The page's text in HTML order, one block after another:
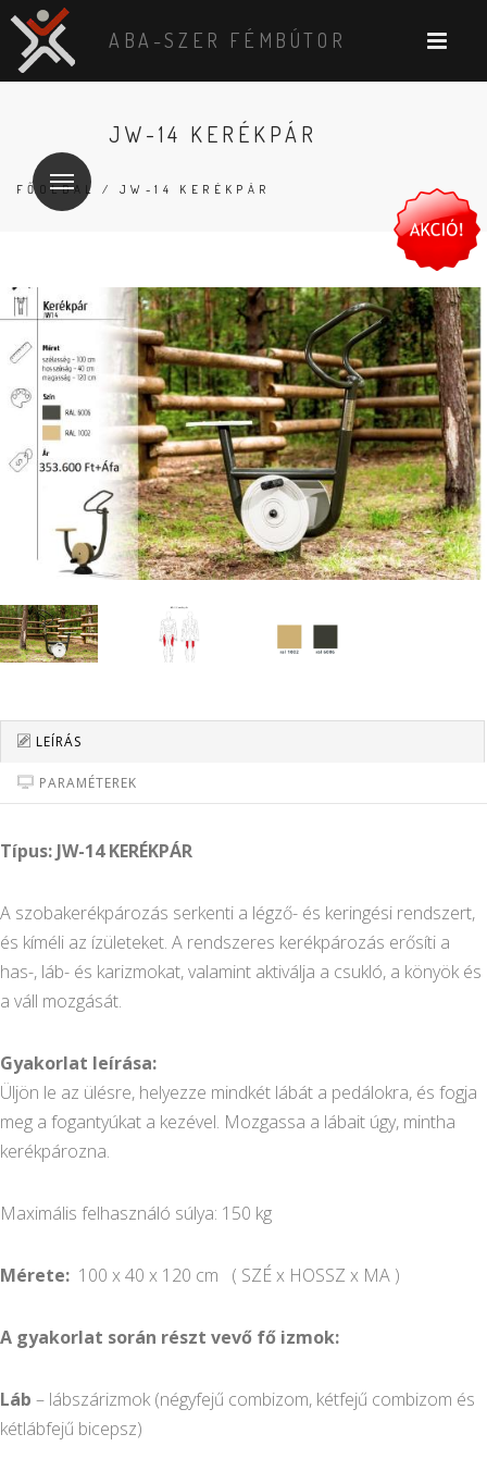
ABA-SZER FÉMBÚTOR
JW-14 KERÉKPÁR
FŐOLDAL / JW-14 KERÉKPÁR
LEÍRÁS
PARAMÉTEREK
Típus: JW-14 KERÉKPÁR
A szobakerékpározás serkenti a légző- és keringési rendszert,
és kíméli az ízületeket. A rendszeres kerékpározás erősíti a
has-, láb- és karizmokat, valamint aktiválja a csukló, a könyök és
a váll mozgását.
Gyakorlat leírása:
Üljön le az ülésre, helyezze mindkét lábát a pedálokra, és fogja
meg a fogantyúkat a kezével. Mozgassa a lábait úgy, mintha
kerékpározna.
Maximális felhasználó súlya: 150 kg
Mérete: 100 x 40 x 120 cm ( SZÉ x HOSSZ x MA )
A gyakorlat során részt vevő fő izmok:
Láb – lábszárizmok (négyfejű combizom, kétfejű combizom és
kétlábfejű bicepsz)